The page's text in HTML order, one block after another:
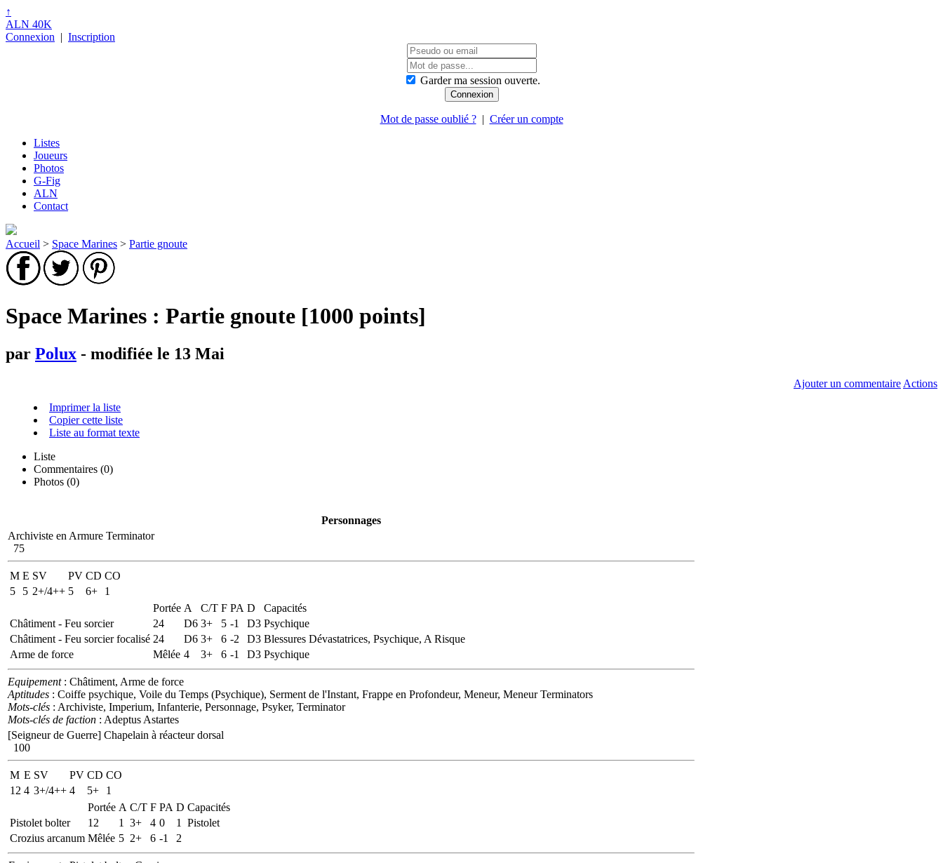
↑
ALN 40K
Connexion | Inscription
Garder ma session ouverte.
Mot de passe oublié ?| Créer un compte
Listes
Joueurs
Photos
G-Fig
ALN
Contact
Accueil > Space Marines > Partie gnoute
Space Marines : Partie gnoute [1000 points]
par Polux - modifiée le 13 Mai
Ajouter un commentaire Actions
Imprimer la liste
Copier cette liste
Liste au format texte
Liste
Commentaires (0)
Photos (0)
Personnages
Archiviste en Armure Terminator
75
M E SV PV CD CO
5
5 2+/4++ 5 6+
1
Portée A C/T F PA D
Capacités
Châtiment - Feu sorcier
24 D6 3+ 5 -1 D3 Psychique
Châtiment - Feu sorcier focalisé 24 D6 3+ 6 -2 D3 Blessures Dévastatrices, Psychique, A Risque
Arme de force
Mêlée 4 3+ 6 -1 D3 Psychique
Equipement: Châtiment, Arme de force
Aptitudes : Coiffe psychique, Voile du Temps (Psychique), Serment de l'Instant, Frappe en Profondeur, Meneur, Meneur Terminators
Mots-clés : Archiviste, Imperium, Infanterie, Personnage, Psyker, Terminator
Mots-clés de faction : Adeptus Astartes
[Seigneur de Guerre] Chapelain à réacteur dorsal
100
M E SV PV CD CO
12 4 3+/4++ 4 5+
1
Portée A C/T F PA D Capacités
Pistolet bolter
12 1 3+ 4 0 1
Pistolet
Crozius arcanum Mêlée 5 2+ 6 -1 2